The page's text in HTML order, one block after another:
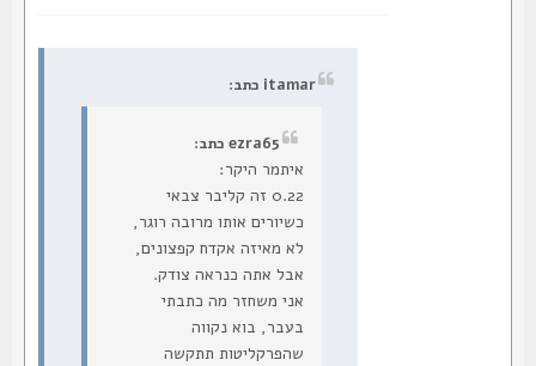
itamar כתב:
ezra65 כתב:
איתמר היקר:
0.22 זה קליבר צבאי
כשיורים אותו מרובה רוגר,
לא מאיזה אקדח קפצונים,
אבל אתה כנראה צודק.
אני משחזר מה כתבתי
בעבר, בוא נקווה
שהפרקליטות תתקשה